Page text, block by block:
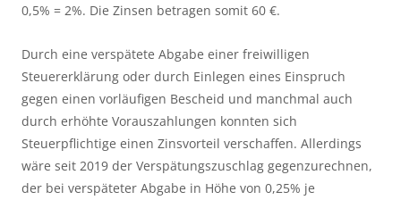
0,5% = 2%. Die Zinsen betragen somit 60 €.
Durch eine verspätete Abgabe einer freiwilligen
Steuererklärung oder durch Einlegen eines Einspruch
gegen einen vorläufigen Bescheid und manchmal auch
durch erhöhte Vorauszahlungen konnten sich
Steuerpflichtige einen Zinsvorteil verschaffen. Allerdings
wäre seit 2019 der Verspätungszuschlag gegenzurechnen,
der bei verspäteter Abgabe in Höhe von 0,25% je